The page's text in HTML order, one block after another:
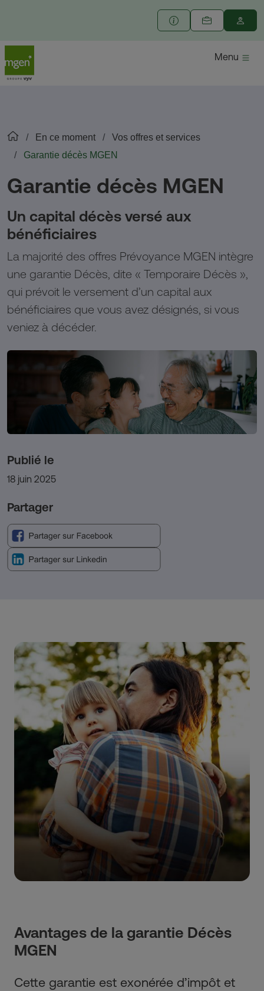
Menu
En ce moment
Vos offres et services
Garantie décès MGEN
Garantie décès MGEN
Un capital décès versé aux
bénéficiaires
La majorité des offres Prévoyance MGEN intègre
une garantie Décès, dite « Temporaire Décès »,
qui prévoit le versement d’un capital aux
bénéficiaires que vous avez désignés, si vous
veniez à décéder.
Publié le
18 juin 2025
Partager
Avantages de la garantie Décès
MGEN
Cette garantie est exonérée d’impôt et